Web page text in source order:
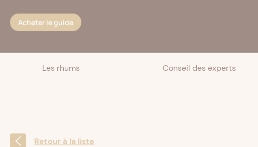
Acheter le guide
Les rhums Conseil des experts
Retour à la liste